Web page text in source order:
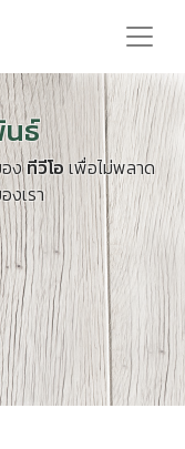
ธ์
องทีวีโอเพื่อไม่พลาด
งเรา